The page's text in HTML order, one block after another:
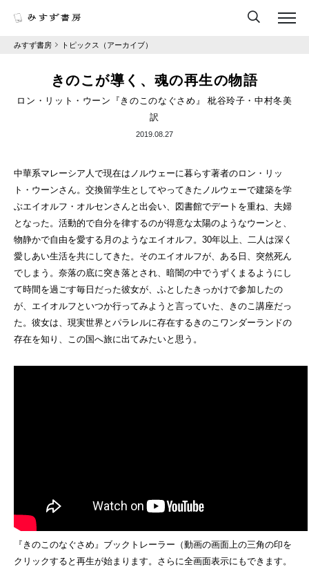
みすず書房 トピックス（アーカイブ）
きのこが導く、魂の再生の物語
ロン・リット・ウーン『きのこのなぐさめ』 枇谷玲子・中村冬美
訳
2019.08.27
中華系マレーシア人で現在はノルウェーに暮らす著者のロン・リッ
ト・ウーンさん。交換留学生としてやってきたノルウェーで建築を学
ぶエイオルフ・オルセンさんと出会い、図書館でデートを重ね、夫婦
となった。活動的で自分を律するのが得意な太陽のようなウーンと、
物静かで自由を愛する月のようなエイオルフ。30年以上、二人は深く
愛しあい生活を共にしてきた。そのエイオルフが、ある日、突然死ん
でしまう。奈落の底に突き落とされ、暗闇の中でうずくまるようにし
て時間を過ごす毎日だった彼女が、ふとしたきっかけで参加したの
が、エイオルフといつか行ってみようと言っていた、きのこ講座だっ
た。彼女は、現実世界とパラレルに存在するきのこワンダーランドの
存在を知り、この国へ旅に出てみたいと思う。
『きのこのなぐさめ』ブックトレーラー（動画の画面上の三角の印を
クリックすると再生が始まります。さらに全画面表示にもできます。